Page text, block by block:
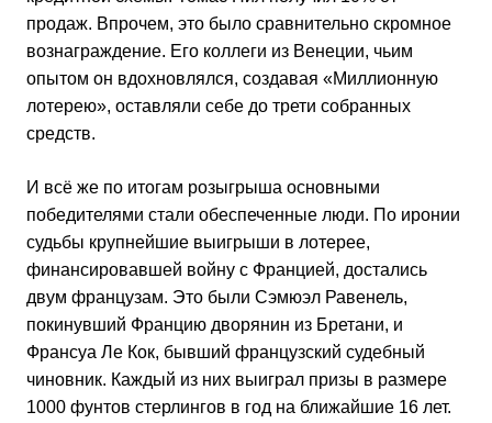
продаж. Впрочем, это было сравнительно скромное
вознаграждение. Его коллеги из Венеции, чьим
опытом он вдохновлялся, создавая «Миллионную
лотерею», оставляли себе до трети собранных
средств.
И всё же по итогам розыгрыша основными
победителями стали обеспеченные люди. По иронии
судьбы крупнейшие выигрыши в лотерее,
финансировавшей войну с Францией, достались
двум французам. Это были Сэмюэл Равенель,
покинувший Францию дворянин из Бретани, и
Франсуа Ле Кок, бывший французский судебный
чиновник. Каждый из них выиграл призы в размере
1000 фунтов стерлингов в год на ближайшие 16 лет.